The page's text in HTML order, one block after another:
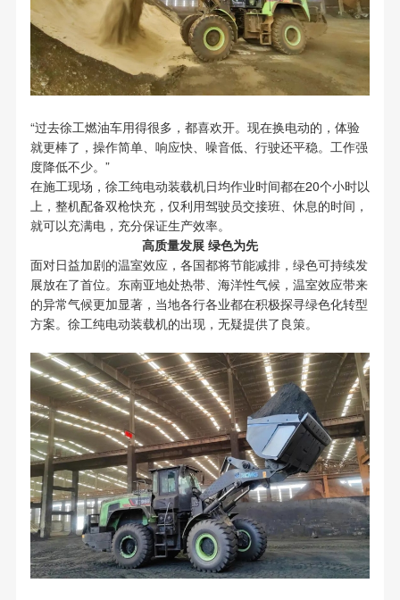
“过去徐工燃油车用得很多，都喜欢开。现在换电动的，体验
就更棒了，操作简单、响应快、噪音低、行驶还平稳。工作强
度降低不少。”
在施工现场，徐工纯电动装载机日均作业时间都在20个小时以
上，整机配备双枪快充，仅利用驾驶员交接班、休息的时间，
就可以充满电，充分保证生产效率。
高质量发展 绿色为先
面对日益加剧的温室效应，各国都将节能减排，绿色可持续发
展放在了首位。东南亚地处热带、海洋性气候，温室效应带来
的异常气候更加显著，当地各行各业都在积极探寻绿色化转型
方案。徐工纯电动装载机的出现，无疑提供了良策。